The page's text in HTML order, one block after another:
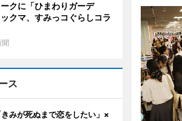
クに「ひまわりガーデ
クマ、すみっコぐらしコラ
ス
みが死ぬまで恋をしたい」×